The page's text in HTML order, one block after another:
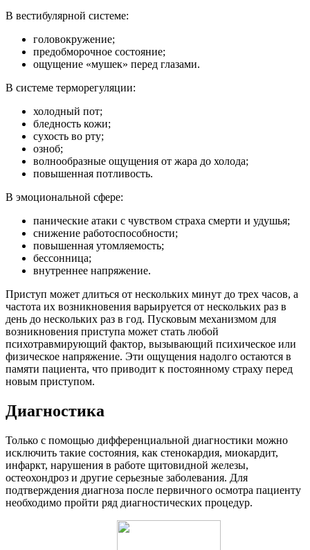
В вестибулярной системе:
головокружение;
предобморочное состояние;
ощущение «мушек» перед глазами.
В системе терморегуляции:
холодный пот;
бледность кожи;
сухость во рту;
озноб;
волнообразные ощущения от жара до холода;
повышенная потливость.
В эмоциональной сфере:
панические атаки с чувством страха смерти и удушья;
снижение работоспособности;
повышенная утомляемость;
бессонница;
внутреннее напряжение.
Приступ может длиться от нескольких минут до трех часов, а
частота их возникновения варьируется от нескольких раз в
день до нескольких раз в год. Пусковым механизмом для
возникновения приступа может стать любой
психотравмирующий фактор, вызывающий психическое или
физическое напряжение. Эти ощущения надолго остаются в
памяти пациента, что приводит к постоянному страху перед
новым приступом.
Диагностика
Только с помощью дифференциальной диагностики можно
исключить такие состояния, как стенокардия, миокардит,
инфаркт, нарушения в работе щитовидной железы,
остеохондроз и другие серьезные заболевания. Для
подтверждения диагноза после первичного осмотра пациенту
необходимо пройти ряд диагностических процедур.